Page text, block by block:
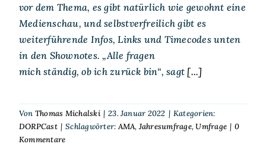
vor dem Thema, es gibt natürlich wie gewohnt eine
Medienschau, und selbstverfreilich gibt es
weiterführende Infos, Links und Timecodes unten
in den Shownotes. „Alle fragen
mich ständig, ob ich zurück bin“, sagt [...]
Von Thomas Michalski | 23. Januar 2022 | Kategorien:
DORPCast | Schlagwörter:AMA, Jahresumfrage,Umfrage | 0
Kommentare